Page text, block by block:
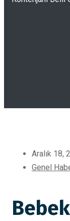
Aralık 18,
Genel